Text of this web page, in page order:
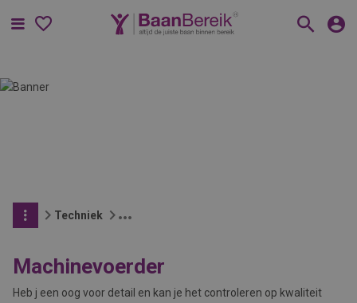
Menu
Techniek
Machinevoerder
Heb j een oog voor detail en kan je het controleren op kwaliteit